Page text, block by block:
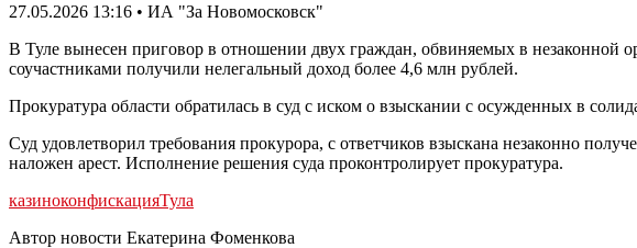
27.05.2026 13:16 • ИА "За Новомосковск"
В Туле вынесен приговор в отношении двух граждан, обвиняемых в незаконной
соучастниками получили нелегальный доход более 4,6 млн рублей.
Прокуратура области обратилась в суд с иском о взыскании с осужденных в
Суд удовлетворил требования прокурора, с ответчиков взыскана незаконно
наложен арест. Исполнение решения суда проконтролирует прокуратура.
казиноконфискацияТула
Автор новости Екатерина Фоменкова